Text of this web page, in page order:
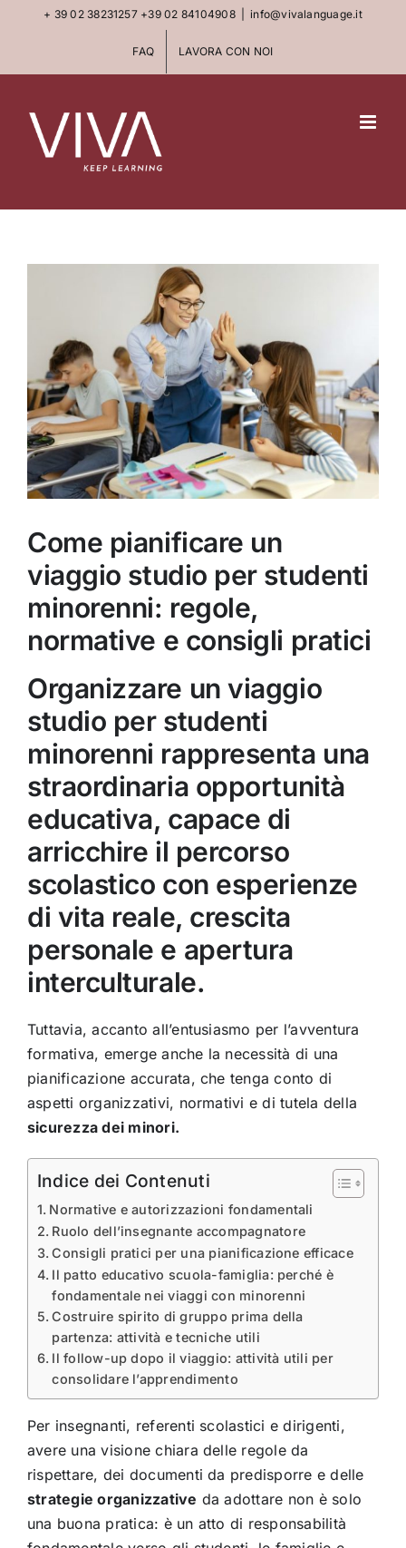
+ 39 02 38231257 +39 02 84104908 info@vivalanguage.it
FAQ LAVORA CON NOI
Come pianificare un
viaggio studio per studenti
minorenni: regole,
normative e consigli pratici
Organizzare un viaggio
studio per studenti
minorenni rappresenta una
straordinaria opportunità
educativa, capace di
arricchire il percorso
scolastico con esperienze
di vita reale, crescita
personale e apertura
interculturale.
Tuttavia, accanto all’entusiasmo per l’avventura
formativa, emerge anche la necessità di una
pianificazione accurata, che tenga conto di
aspetti organizzativi, normativi e di tutela della
sicurezza dei minori.
Indice dei Contenuti
Normative e autorizzazioni fondamentali
Ruolo dell’insegnante accompagnatore
Consigli pratici per una pianificazione efficace
Il patto educativo scuola-famiglia: perché è
fondamentale nei viaggi con minorenni
Costruire spirito di gruppo prima della
partenza: attività e tecniche utili
Il follow-up dopo il viaggio: attività utili per
consolidare l’apprendimento
Per insegnanti, referenti scolastici e dirigenti,
avere una visione chiara delle regole da
rispettare, dei documenti da predisporre e delle
strategie organizzative da adottare non è solo
una buona pratica: è un atto di responsabilità